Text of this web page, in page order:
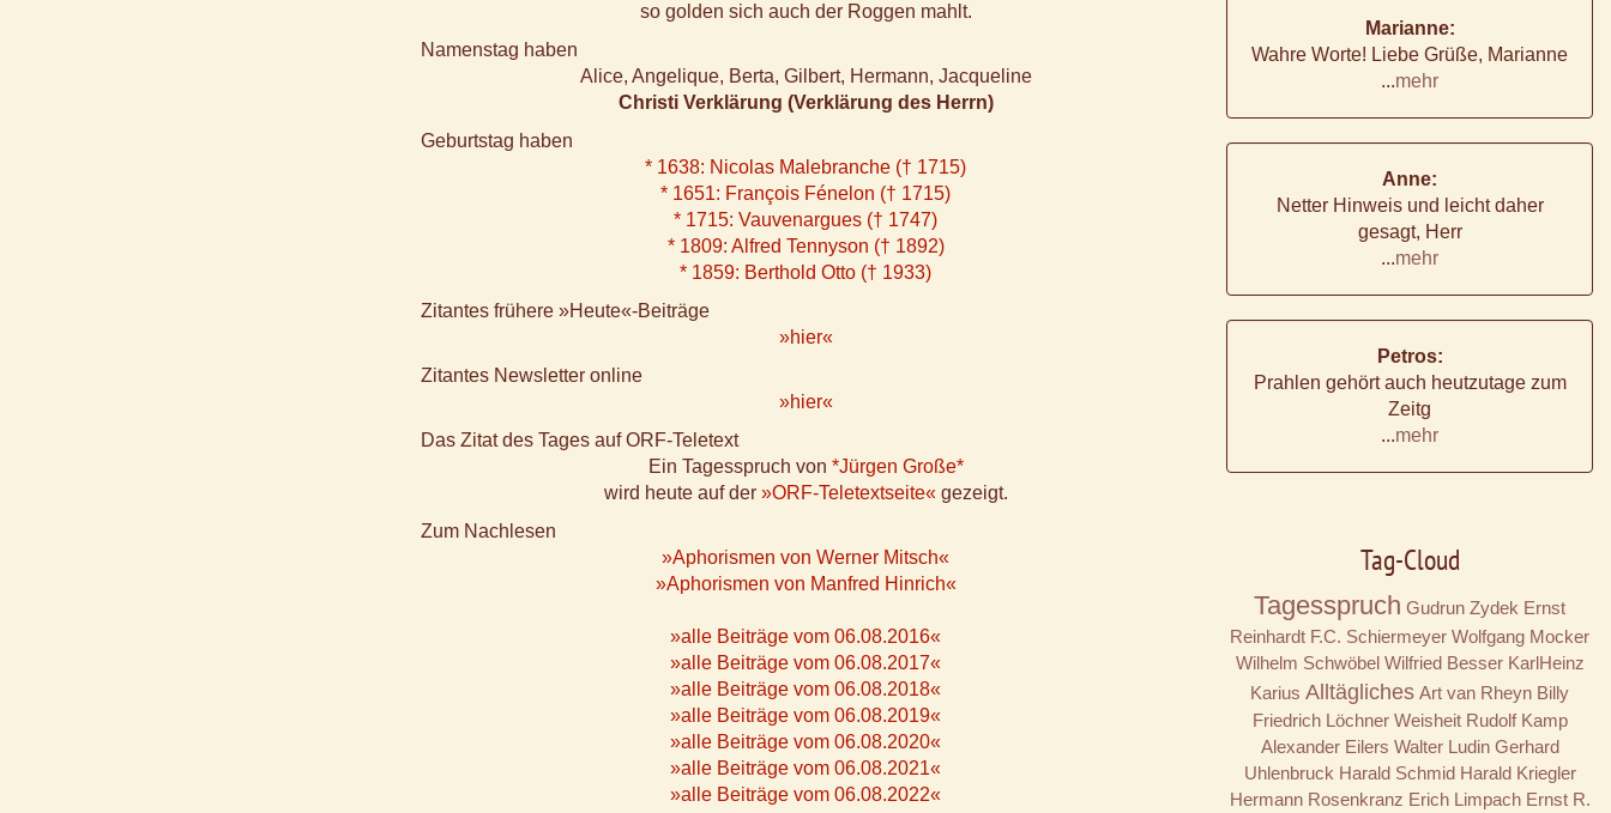
so golden sich auch der Roggen mahlt.
Namenstag haben
Alice, Angelique, Berta, Gilbert, Hermann, Jacqueline
Christi Verklärung (Verklärung des Herrn)
Geburtstag haben
* 1638: Nicolas Malebranche († 1715)
* 1651: François Fénelon († 1715)
* 1715: Vauvenargues († 1747)
* 1809: Alfred Tennyson († 1892)
* 1859: Berthold Otto († 1933)
Zitantes frühere »Heute«-Beiträge
»hier«
Zitantes Newsletter online
»hier«
Das Zitat des Tages auf ORF-Teletext
Ein Tagesspruch von *Jürgen Große*
wird heute auf der »ORF-Teletextseite« gezeigt.
Zum Nachlesen
»Aphorismen von Werner Mitsch«
»Aphorismen von Manfred Hinrich«
»alle Beiträge vom 06.08.2016«
»alle Beiträge vom 06.08.2017«
»alle Beiträge vom 06.08.2018«
»alle Beiträge vom 06.08.2019«
»alle Beiträge vom 06.08.2020«
»alle Beiträge vom 06.08.2021«
»alle Beiträge vom 06.08.2022«
Marianne:
Wahre Worte! Liebe Grüße, Marianne
...mehr
Anne:
Netter Hinweis und leicht daher
gesagt, Herr
...mehr
Petros:
Prahlen gehört auch heutzutage zum
Zeitg
...mehr
Tag-Cloud
Tagesspruch Gudrun Zydek Ernst
Reinhardt F.C. Schiermeyer Wolfgang Mocker
Wilhelm Schwöbel Wilfried Besser KarlHeinz
Karius Alltägliches Art van Rheyn Billy
Friedrich Löchner Weisheit Rudolf Kamp
Alexander Eilers Walter Ludin Gerhard
Uhlenbruck Harald Schmid Harald Kriegler
Hermann Rosenkranz Erich Limpach Ernst R.